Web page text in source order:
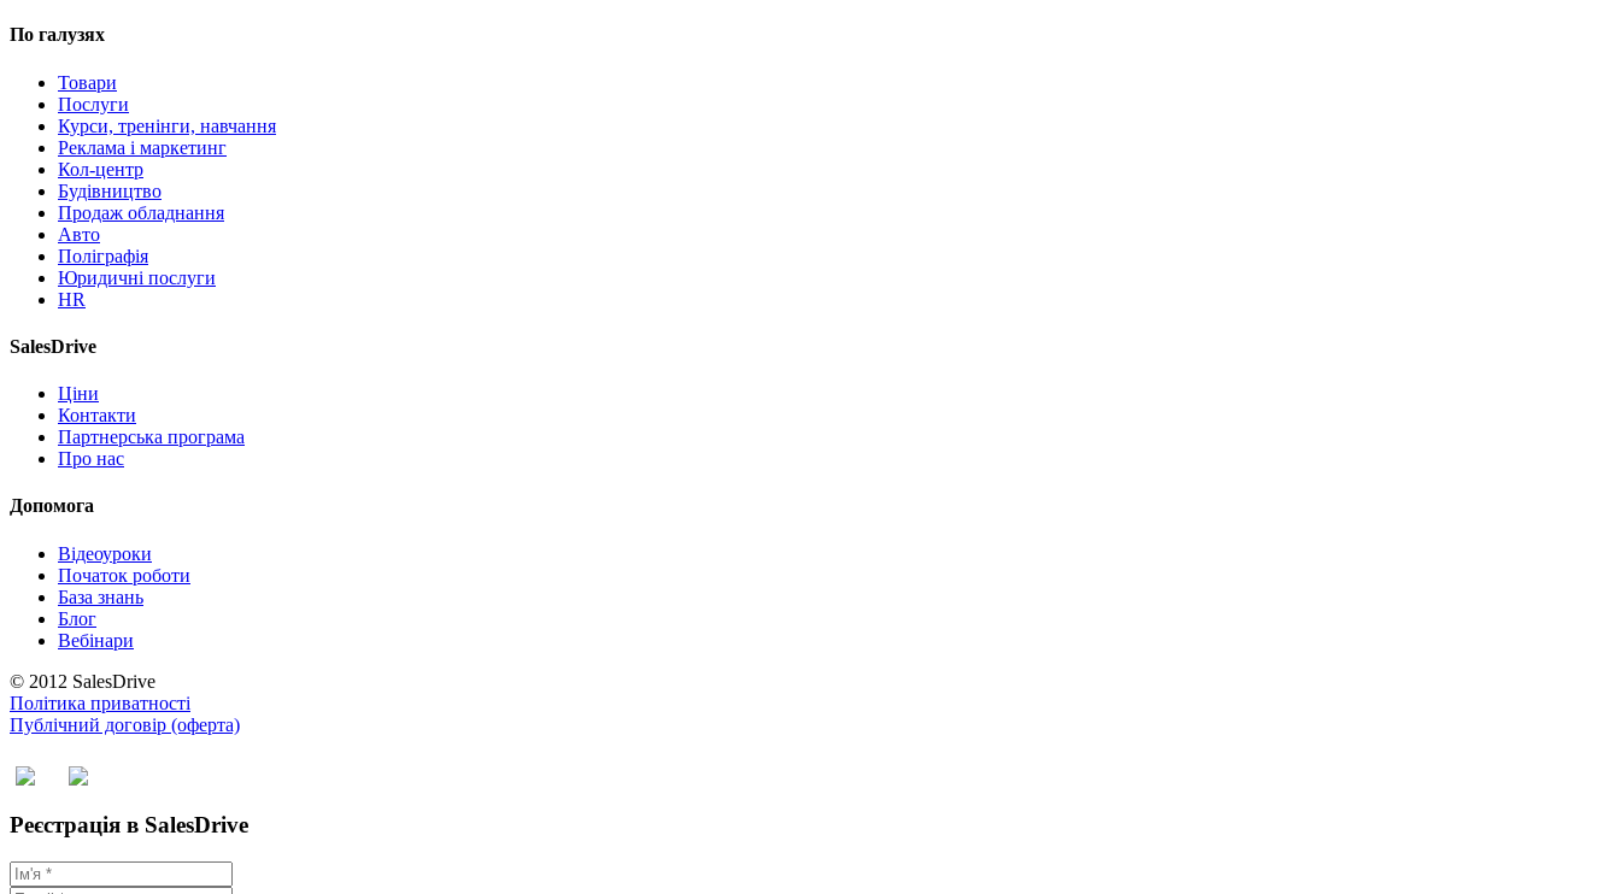
По галузях
Товари
Послуги
Курси, тренінги, навчання
Реклама і маркетинг
Кол-центр
Будівництво
Продаж обладнання
Авто
Поліграфія
Юридичні послуги
HR
SalesDrive
Ціни
Контакти
Партнерська програма
Про нас
Допомога
Відеоуроки
Початок роботи
База знань
Блог
Вебінари
© 2012 SalesDrive
Політика приватності
Публічний договір (оферта)
Реєстрація в SalesDrive